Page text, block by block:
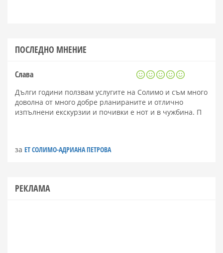
ПОСЛЕДНО МНЕНИЕ
Слава
Дълги години ползвам услугите на Солимо и съм много
доволна от много добре рланираните и отлично
изпълнени екскурзии и почивки е нот и в чужбина. П
за ЕТ СОЛИМО-АДРИАНА ПЕТРОВА
РЕКЛАМА